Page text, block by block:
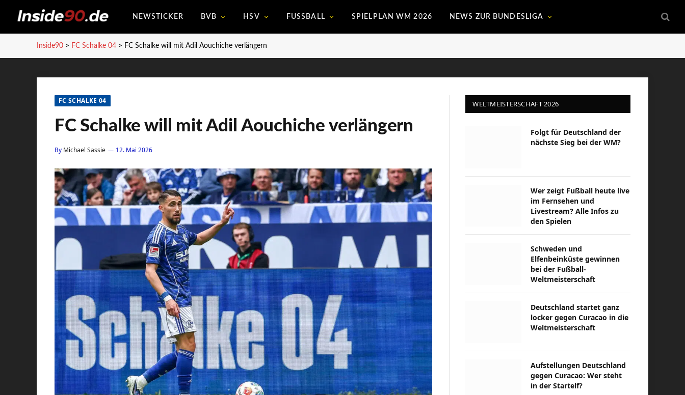
NEWSTICKER BVB HSV FUSSBALL SPIELPLAN WM 2026 NEWS ZUR BUNDESLIGA
Inside90 > FC Schalke 04 > FC Schalke will mit Adil Aouchiche verlängern
FC SCHALKE 04
FC Schalke will mit Adil Aouchiche verlängern
By Michael Sassie 12. Mai 2026
WELTMEISTERSCHAFT 2026
Folgt für Deutschland der
nächste Sieg bei der WM?
Wer zeigt Fußball heute live
im Fernsehen und
Livestream? Alle Infos zu
den Spielen
Schweden und
Elfenbeinküste gewinnen
bei der Fußball-
Weltmeisterschaft
Deutschland startet ganz
locker gegen Curacao in die
Weltmeisterschaft
Aufstellungen Deutschland
gegen Curacao: Wer steht
in der Startelf?